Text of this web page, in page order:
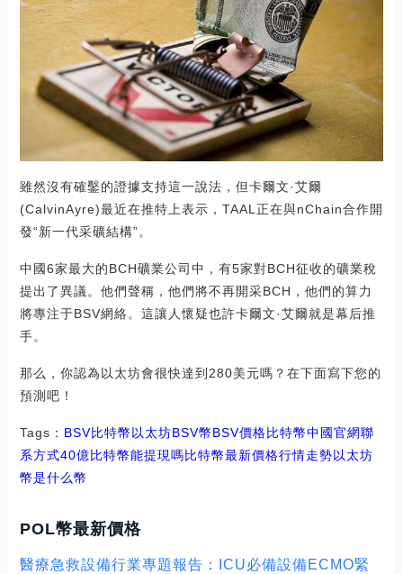
雖然沒有確鑿的證據支持這一說法，但卡爾文·艾爾
(CalvinAyre)最近在推特上表示，TAAL正在與nChain合作開
發“新一代采礦結構”。
中國6家最大的BCH礦業公司中，有5家對BCH征收的礦業稅
提出了異議。他們聲稱，他們將不再開采BCH，他們的算力
將專注于BSV網絡。這讓人懷疑也許卡爾文·艾爾就是幕后推
手。
那么，你認為以太坊會很快達到280美元嗎？在下面寫下您的
預測吧！
Tags： BSV比特幣 以太坊BSV幣BSV價格比特幣中國官網聯
系方式40億比特幣能提現嗎比特幣最新價格行情走勢以太坊
幣是什么幣
POL幣最新價格
醫療急救設備行業專題報告：ICU必備設備ECMO緊